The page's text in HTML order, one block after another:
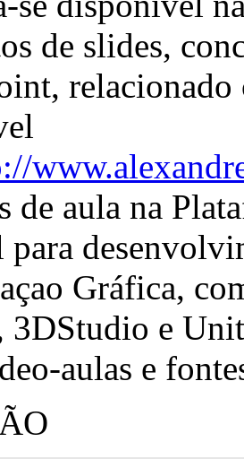
de slides,
relacionado
://
de aula na
Gráfica,
3DStudio e
aulas e